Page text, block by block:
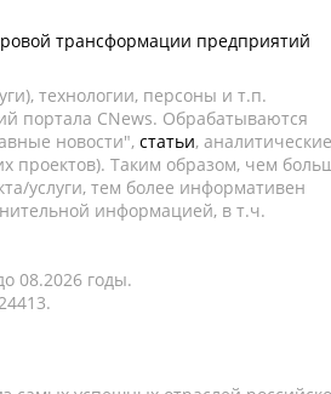
трансформации предприятий
технологии, персоны и т.п.
портала CNews. Обрабатываются
новости", статьи, аналитические
проектов). Таким образом, чем
услуги, тем более информативен
информацией, в т.ч.
08.2026 годы.